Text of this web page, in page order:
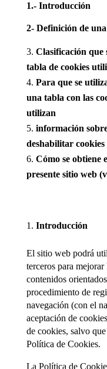
1.- Introducción
2- Definición de
Clasificación que
tabla de cookies
Para que se
una tabla con las
utilizan
información
deshabilitar cookies
Cómo se obtiene
presente sitio web
Introducción
El sitio web podrá
terceros para
contenidos
procedimiento de
navegación (con el
aceptación de
de cookies, salvo
Política de Cookies.
La Política de